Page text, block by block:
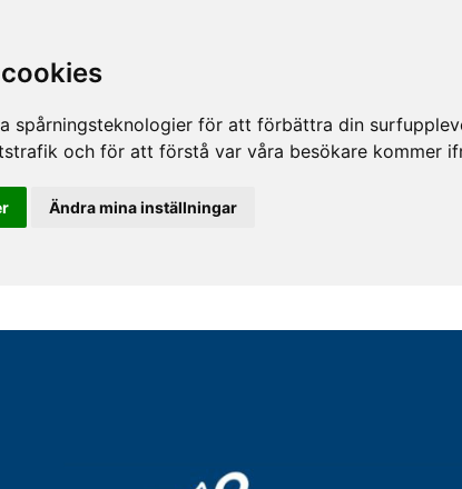
spårningsteknologier för att förbättra din
och för att förstå var våra besökare kommer
Ändra mina inställningar